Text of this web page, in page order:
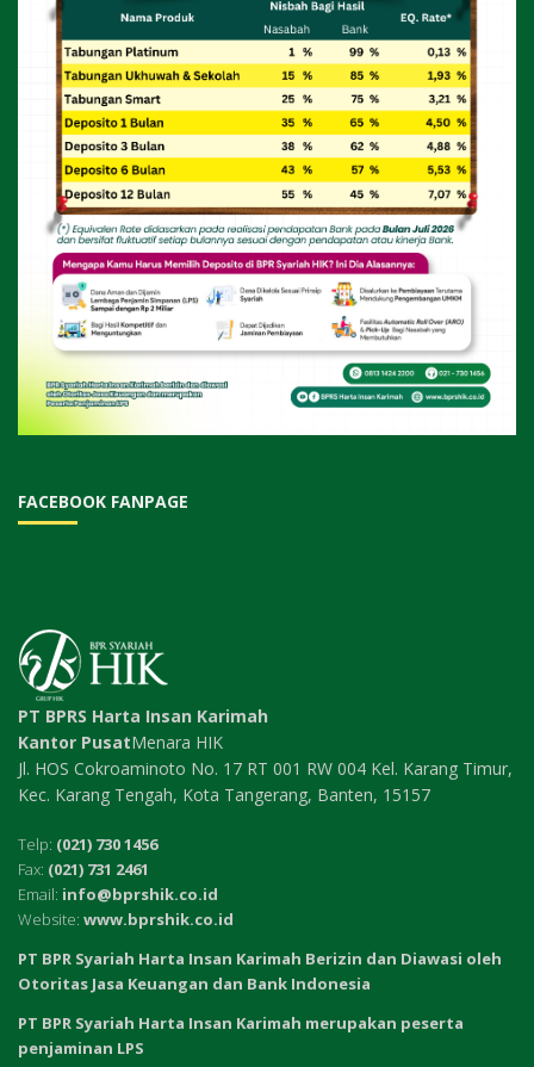
FACEBOOK FANPAGE
PT BPRS Harta Insan Karimah
Kantor PusatMenara HIK
Jl. HOS Cokroaminoto No. 17 RT 001 RW 004 Kel. Karang Timur,
Kec. Karang Tengah, Kota Tangerang, Banten, 15157
Telp: (021) 730 1456
Fax: (021) 731 2461
Email: info@bprshik.co.id
Website: www.bprshik.co.id
PT BPR Syariah Harta Insan Karimah Berizin dan Diawasi oleh
Otoritas Jasa Keuangan dan Bank Indonesia
PT BPR Syariah Harta Insan Karimah merupakan peserta
penjaminan LPS